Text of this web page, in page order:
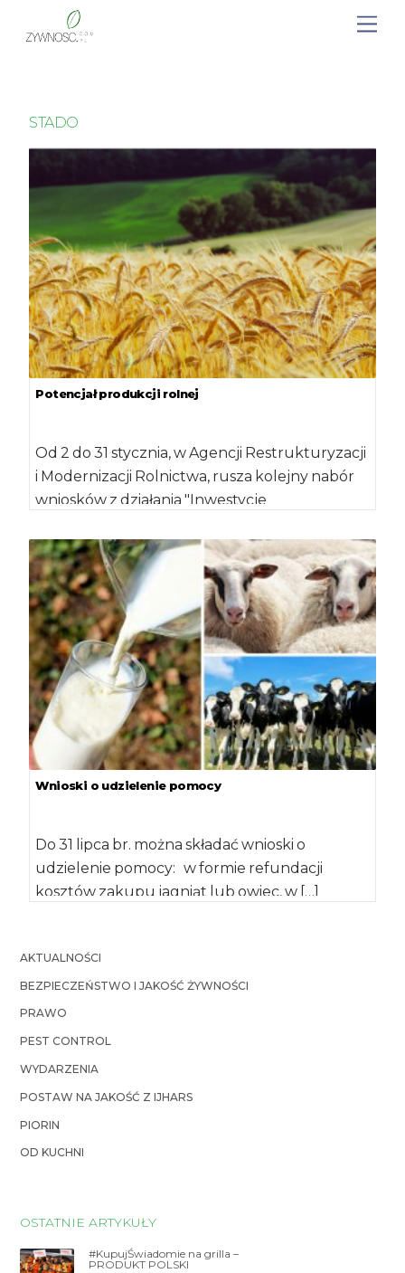
STADO
Potencjał produkcji rolnej
Od 2 do 31 stycznia, w Agencji Restrukturyzacji
i Modernizacji Rolnictwa, rusza kolejny nabór
wniosków z działania "Inwestycje
Wnioski o udzielenie pomocy
Do 31 lipca br. można składać wnioski o
udzielenie pomocy: w formie refundacji
kosztów zakupu jagniąt lub owiec, w […]
AKTUALNOŚCI
BEZPIECZEŃSTWO I JAKOŚĆ ŻYWNOŚCI
PRAWO
PEST CONTROL
WYDARZENIA
POSTAW NA JAKOŚĆ Z IJHARS
PIORIN
OD KUCHNI
OSTATNIE ARTYKUŁY
#KupujŚwiadomie na grilla –
PRODUKT POLSKI